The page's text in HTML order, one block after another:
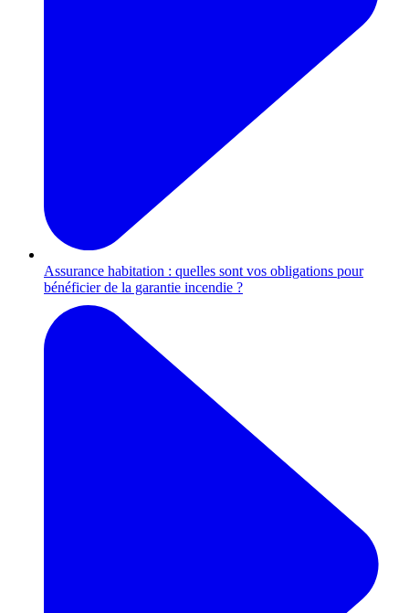
Assurance habitation : quelles sont vos obligations pour
bénéficier de la garantie incendie ?